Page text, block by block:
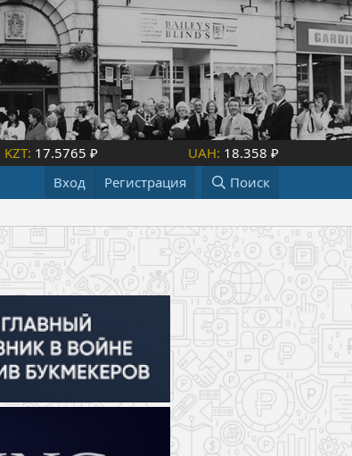
KZT: 17.5765 ₽ UAH: 18.358 ₽
Вход Регистрация Поиск